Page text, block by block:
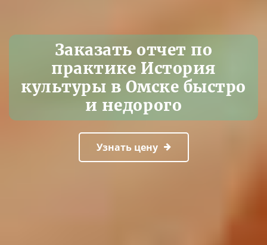
Заказать отчет по
практике История
культуры в Омске быстро
и недорого
Узнать цену